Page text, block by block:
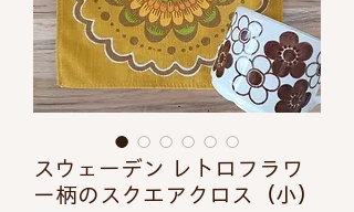
スウェーデン レトロフラワ
ー柄のスクエアクロス（小）